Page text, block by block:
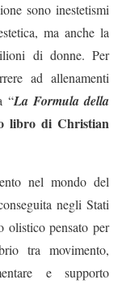
sono inestetismi
ma anche la
di donne. Per
ad allenamenti
“La Formula della
libro di Christian
nel mondo del
negli Stati
olistico pensato per
tra movimento,
e supporto